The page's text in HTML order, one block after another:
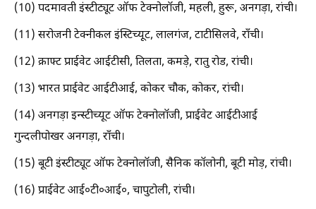
(10) पदमावती इंस्टीट्यूट ऑफ टेक्नोलॉजी, महली, हुरू, अनगड़ा, रांची।
(11) सरोजनी टेक्नीकल इंस्टिच्यूट, लालगंज, टाटीसिलवे, राँची।
(12) क्राफ्ट प्राईवेट आईटीसी, तिलता, कमड़े, रातु रोड, रांची।
(13) भारत प्राईवेट आईटीआई, कोकर चौक, कोकर, रांची।
(14) अनगड़ा इन्स्टीच्यूट ऑफ टेक्नोलॉजी, प्राईवेट आईटीआई
गुन्दलीपोखर अनगड़ा, राँची।
(15) बूटी इंस्टीट्यूट ऑफ टेक्नोलॉजी, सैनिक कॉलोनी, बूटी मोड़, रांची।
(16) प्राईवेट आई०टी०आई०, चापुटोली, रांची।